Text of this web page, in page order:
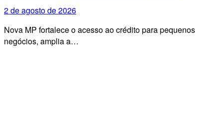
2 de agosto de 2026
Nova MP fortalece o acesso ao crédito para pequenos
negócios, amplia a…